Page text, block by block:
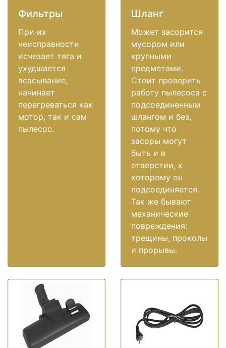
Фильтры
При их
неисправности
исчезает тяга и
ухудшается
всасывание,
начинает
перегреваться как
мотор, так и сам
пылесос.
Шланг
Может засорится
мусором или
крупными
предметами.
Стоит проверить
работу пылесоса с
подсоединенным
шлангом и без,
потому что
засоры могут
быть и в
отверстии, к
которому он
подсоединяется.
Так же бывают
механические
повреждения:
трещины, проколы
и прорывы.